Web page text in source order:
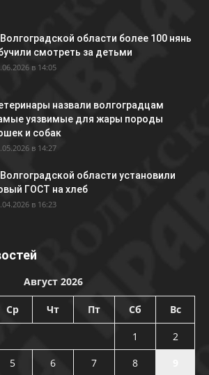
области более 100 нянь
смотреть за детьми
в 14:05
назвали волгоградцам
уязвимые для жары породы
и собак
в 14:27
области установили
ГОСТ на хлеб
в 16:23
Август 2026
Ср Чт Пт Сб Вс
1
2
5 6 7 8